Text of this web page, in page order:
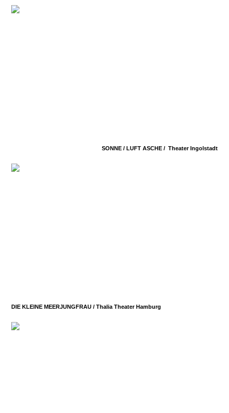
SONNE / LUFT ASCHE / Theater Ingolstadt
DIE KLEINE MEERJUNGFRAU /Thalia Theater Hamburg